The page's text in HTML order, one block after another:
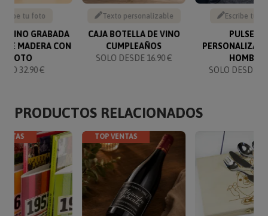
Sube tu foto
VINO GRABADA
DE MADERA CON
FOTO
32.90 €
Texto personalizable
CAJA BOTELLA DE VINO
CUMPLEAÑOS
SOLO DESDE 16.90 €
Escribe tu
PULSERA
HOMBRE
SOLO DESDE
PRODUCTOS RELACIONADOS
TOP VENTAS